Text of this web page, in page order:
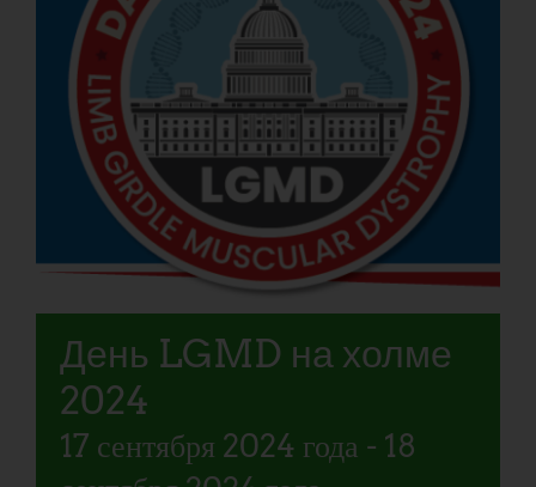
День LGMD на холме
2024
17 сентября 2024 года - 18